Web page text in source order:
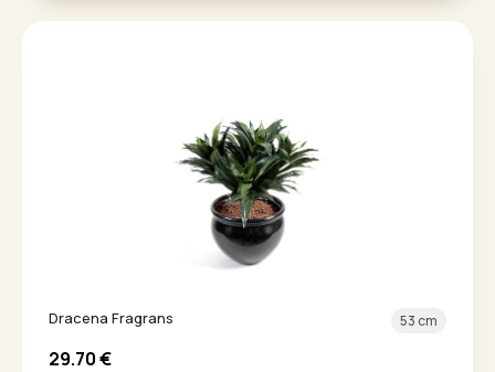
Dracena Fragrans 53 cm
29.70€